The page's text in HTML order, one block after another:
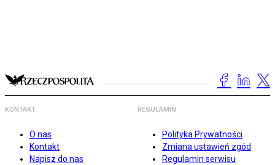
KONTAKT
O nas
Kontakt
Napisz do nas
REGULAMIN
Polityka Prywatności
Zmiana ustawień zgód
Regulamin serwisu